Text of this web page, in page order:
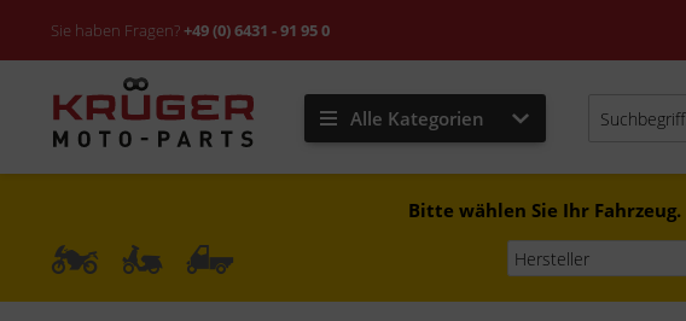
Sie haben Fragen?+49 (0) 6431 - 91 95 0
Alle Kategorien
Bitte wählen Sie Ihr Fahrzeug.